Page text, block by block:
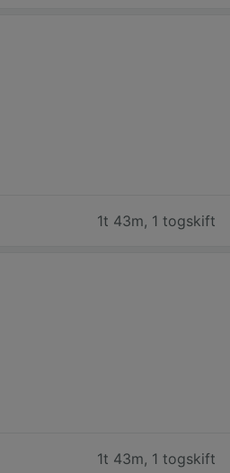
1t 43m, 1 togskift
1t 43m, 1 togskift